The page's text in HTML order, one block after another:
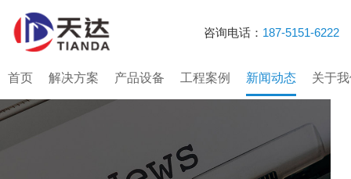
咨询电话： 187-5151-6222
首页 解决方案 产品设备 工程案例 新闻动态 关于